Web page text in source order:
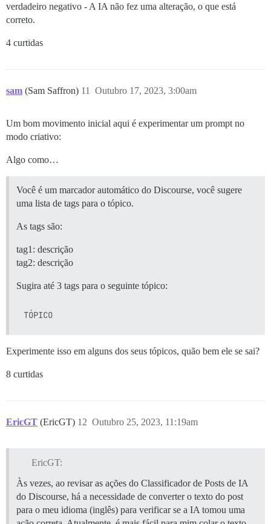
verdadeiro negativo - A IA não fez uma alteração, o que está
correto.
4 curtidas
sam (Sam Saffron) Outubro 17, 2023, 3:00am
11
Um bom movimento inicial aqui é experimentar um prompt no
modo criativo:
Algo como…
Você é um marcador automático do Discourse, você sugere
uma lista de tags para o tópico.
As tags são:
tag1: descrição
tag2: descrição
Sugira até 3 tags para o seguinte tópico:
Experimente isso em alguns dos seus tópicos, quão bem ele se sai?
8 curtidas
EricGT (EricGT) Outubro 25, 2023, 11:19am
12
EricGT:
Às vezes, ao revisar as ações do Classificador de Posts de IA
do Discourse, há a necessidade de converter o texto do post
para o meu idioma (inglês) para verificar se a IA tomou uma